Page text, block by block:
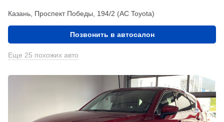
Казань, Проспект Победы, 194/2 (АС Toyota)
Позвонить в автосалон
Еще 25 похожих авто